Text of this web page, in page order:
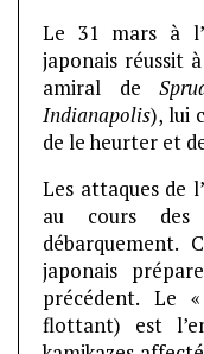
Le 31 mars à
japonais réussit
amiral de
Indianapolis), lui
de le heurter et
Les attaques de
au cours des
débarquement.
japonais
précédent. Le
flottant) est